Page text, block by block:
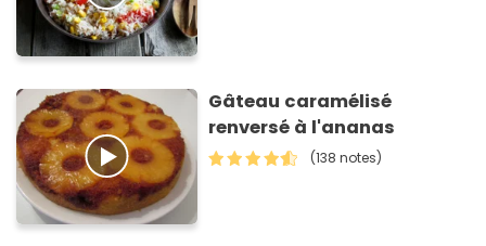
Gâteau caramélisé
renversé à l'ananas
(138 notes)